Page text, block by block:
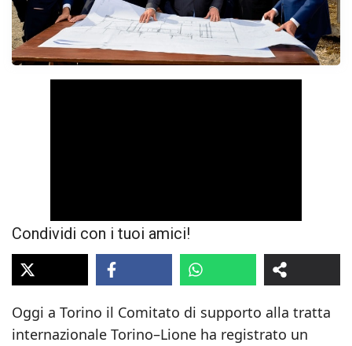
Condividi con i tuoi amici!
Oggi a Torino il Comitato di supporto alla tratta
internazionale Torino–Lione ha registrato un